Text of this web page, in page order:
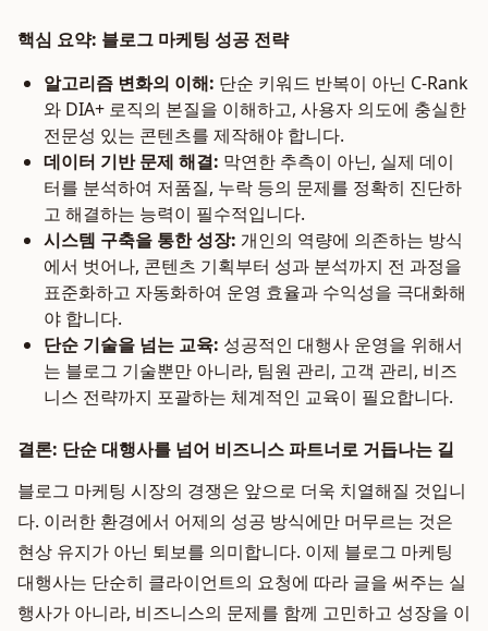
핵심 요약: 블로그 마케팅 성공 전략
알고리즘 변화의 이해: 단순 키워드 반복이 아닌 C-Rank
와 DIA+ 로직의 본질을 이해하고, 사용자 의도에 충실한
전문성 있는 콘텐츠를 제작해야 합니다.
데이터 기반 문제 해결: 막연한 추측이 아닌, 실제 데이
터를 분석하여 저품질, 누락 등의 문제를 정확히 진단하
고 해결하는 능력이 필수적입니다.
시스템 구축을 통한 성장: 개인의 역량에 의존하는 방식
에서 벗어나, 콘텐츠 기획부터 성과 분석까지 전 과정을
표준화하고 자동화하여 운영 효율과 수익성을 극대화해
야 합니다.
단순 기술을 넘는 교육: 성공적인 대행사 운영을 위해서
는 블로그 기술뿐만 아니라, 팀원 관리, 고객 관리, 비즈
니스 전략까지 포괄하는 체계적인 교육이 필요합니다.
결론: 단순 대행사를 넘어 비즈니스 파트너로 거듭나는 길
블로그 마케팅 시장의 경쟁은 앞으로 더욱 치열해질 것입니
다. 이러한 환경에서 어제의 성공 방식에만 머무르는 것은
현상 유지가 아닌 퇴보를 의미합니다. 이제 블로그 마케팅
대행사는 단순히 클라이언트의 요청에 따라 글을 써주는 실
행사가 아니라, 비즈니스의 문제를 함께 고민하고 성장을 이